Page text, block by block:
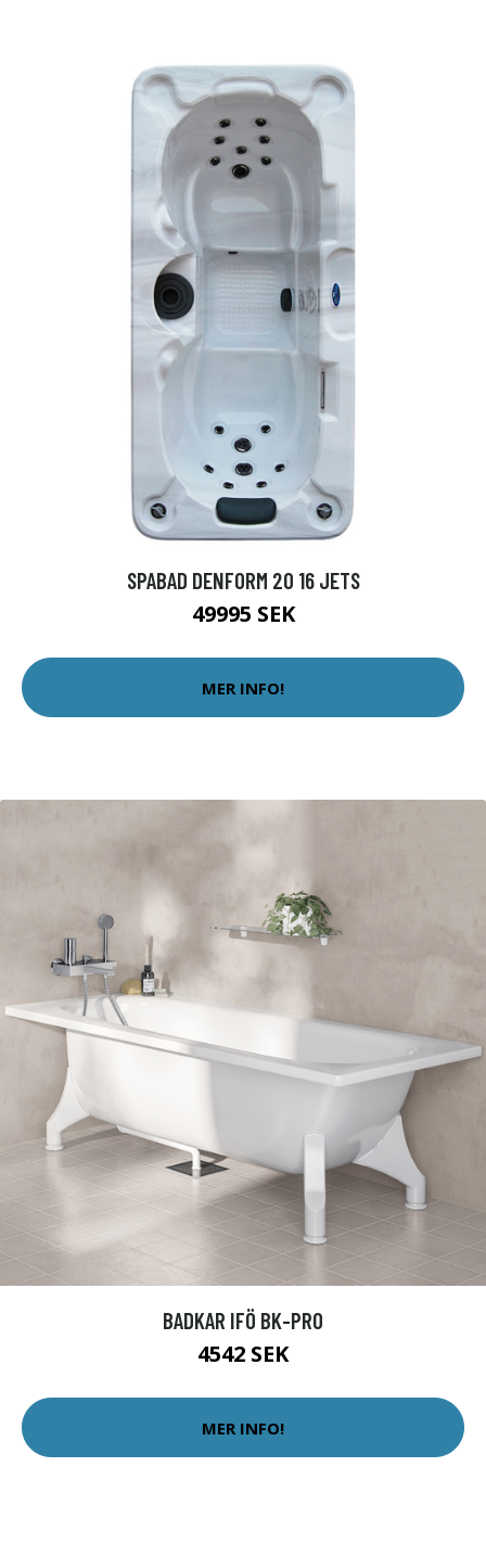
SPABAD DENFORM 20 16 JETS
49995 SEK
MER INFO!
BADKAR IFÖ BK-PRO
4542 SEK
MER INFO!